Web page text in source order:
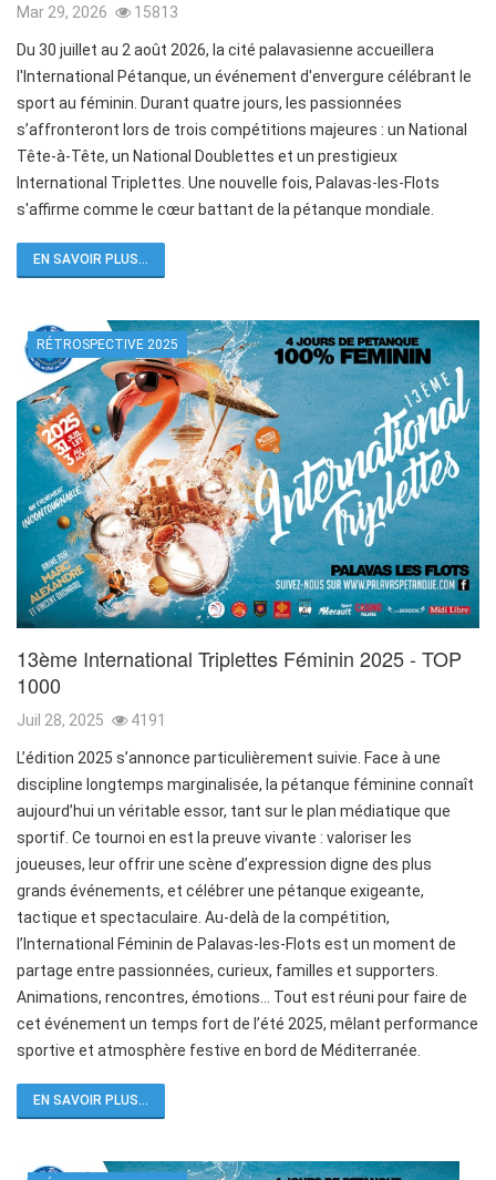
Mar 29, 2026 15813
Du 30 juillet au 2 août 2026, la cité palavasienne accueillera
l'International Pétanque, un événement d'envergure célébrant le
sport au féminin. Durant quatre jours, les passionnées
s’affronteront lors de trois compétitions majeures : un National
Tête-à-Tête, un National Doublettes et un prestigieux
International Triplettes. Une nouvelle fois, Palavas-les-Flots
s'affirme comme le cœur battant de la pétanque mondiale.
EN SAVOIR PLUS...
RÉTROSPECTIVE 2025
13ème International Triplettes Féminin 2025 - TOP
1000
Juil 28, 2025 4191
L’édition 2025 s’annonce particulièrement suivie. Face à une
discipline longtemps marginalisée, la pétanque féminine connaît
aujourd’hui un véritable essor, tant sur le plan médiatique que
sportif. Ce tournoi en est la preuve vivante : valoriser les
joueuses, leur offrir une scène d’expression digne des plus
grands événements, et célébrer une pétanque exigeante,
tactique et spectaculaire. Au-delà de la compétition,
l’International Féminin de Palavas-les-Flots est un moment de
partage entre passionnées, curieux, familles et supporters.
Animations, rencontres, émotions… Tout est réuni pour faire de
cet événement un temps fort de l’été 2025, mêlant performance
sportive et atmosphère festive en bord de Méditerranée.
EN SAVOIR PLUS...